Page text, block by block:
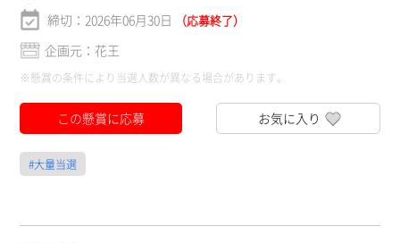
締切：2026年06月30日
（応募終了）
企画元：花王
※懸賞の条件により当選人数が異なる場合があります。
この懸賞に応募 お気に入り
#大量当選